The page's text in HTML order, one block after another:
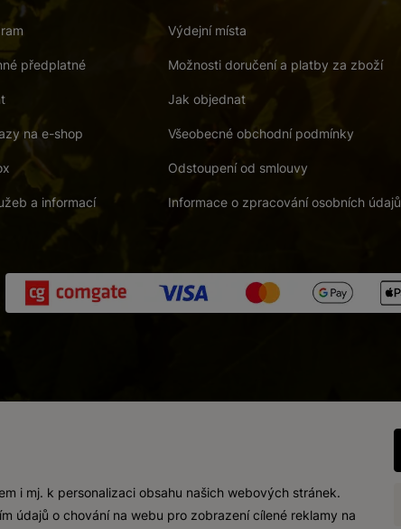
předplatné
na e-shop
a informací
Výdejní místa
Možnosti doručení a platby za zboží
Jak objednat
Všeobecné obchodní podmínky
Odstoupení od smlouvy
Informace o zpracování osobních údajů
nápojů osobám mladším 18 let.
webProgress
i mj. k personalizaci obsahu našich webových stránek.
údajů o chování na webu pro zobrazení cílené reklamy na